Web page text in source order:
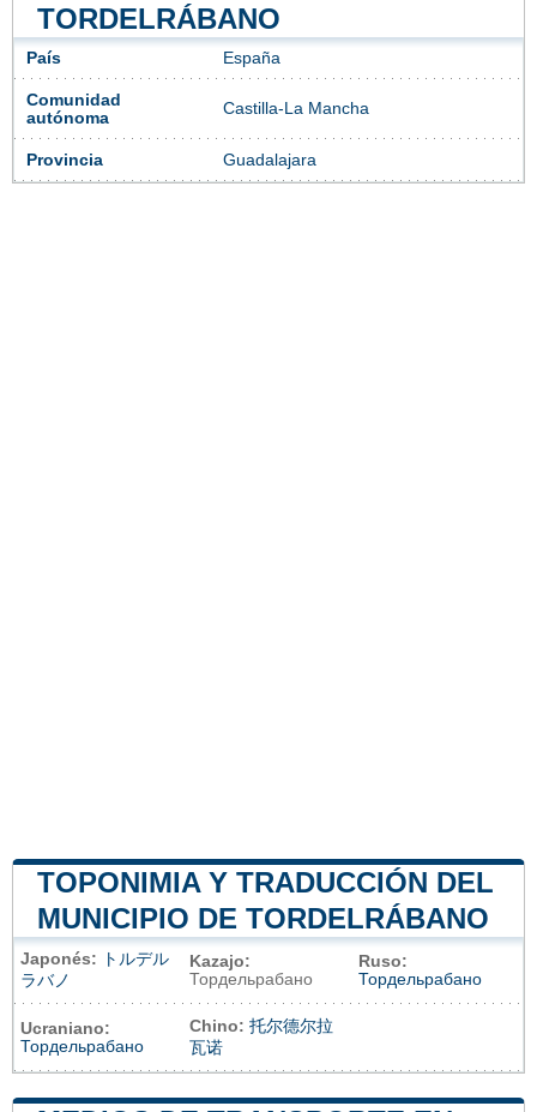
TORDELRÁBANO
País España
Comunidad
autónoma
Castilla-La Mancha
Provincia Guadalajara
TOPONIMIA Y TRADUCCIÓN DEL
MUNICIPIO DE TORDELRÁBANO
Japonés:
トルデル
ラバノ
Kazajo:
Тордельрабано
Ruso:
Тордельрабано
Ucraniano:
Тордельрабано
Chino: 托尔德尔拉
瓦诺